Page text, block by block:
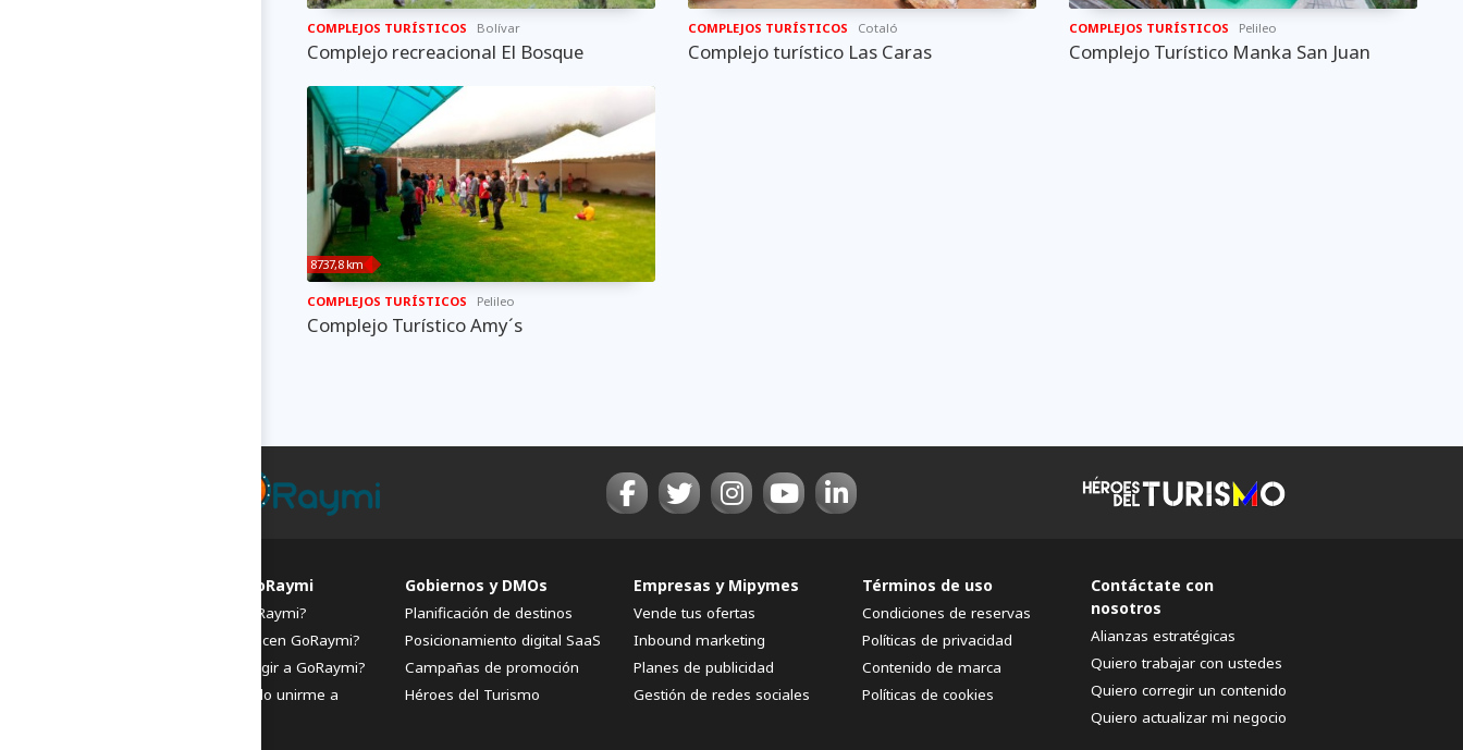
COMPLEJOS TURÍSTICOS Bolívar
Complejo recreacional El Bosque
COMPLEJOS TURÍSTICOS Cotaló
Complejo turístico Las Caras
COMPLEJOS TURÍSTICOS Pelileo
Complejo Turístico Manka San Juan
8737,8 km
COMPLEJOS TURÍSTICOS Pelileo
Complejo Turístico Amy´s
FAQs de GoRaymi
¿Qué es GoRaymi?
¿Quiénes hacen GoRaymi?
¿Por qué elegir a GoRaymi?
¿Cómo puedo unirme a
Gobiernos y DMOs
Planificación de destinos
Posicionamiento digital SaaS
Campañas de promoción
Héroes del Turismo
Empresas y Mipymes
Vende tus ofertas
Inbound marketing
Planes de publicidad
Gestión de redes sociales
Términos de uso
Condiciones de reservas
Políticas de privacidad
Contenido de marca
Políticas de cookies
Contáctate con
nosotros
Alianzas estratégicas
Quiero trabajar con ustedes
Quiero corregir un contenido
Quiero actualizar mi negocio